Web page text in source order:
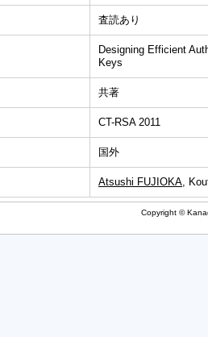
査読あり
Designing Efficient
Keys
共著
CT-RSA 2011
国外
Atsushi FUJIOKA,
Copyright ©